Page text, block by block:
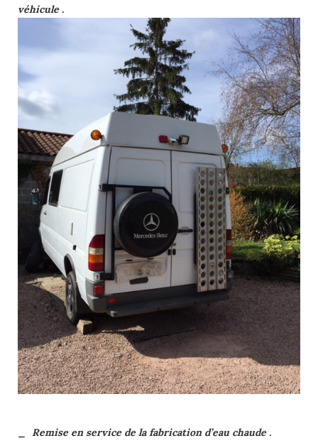
véhicule .
_ Remise en service de la fabrication d’eau chaude .